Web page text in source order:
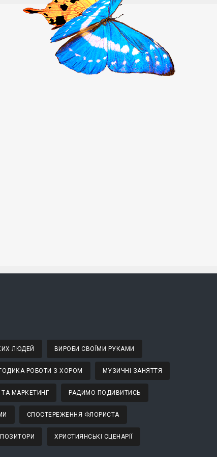
ЛЮДЕЙ ВИРОБИ СВОЇМИ РУКАМИ
РОБОТИ З ХОРОМ МУЗИЧНІ ЗАНЯТТЯ
МАРКЕТИНГ РАДИМО ПОДИВИТИСЬ
СПОСТЕРЕЖЕННЯ ФЛОРИСТА
ХРИСТИЯНСЬКІ СЦЕНАРІЇ